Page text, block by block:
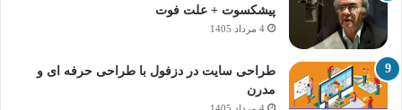
پیشکسوت + علت فوت
4 مرداد 1405
طراحی سایت در دزفول با طراحی حرفه‌ ای و
مدرن